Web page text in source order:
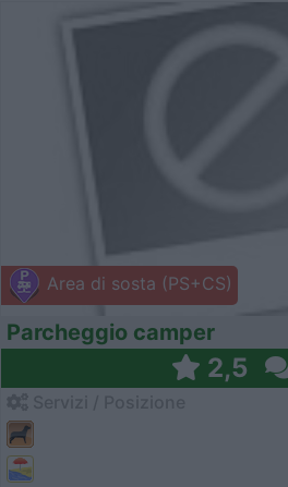
Area di sosta (PS+CS)
Parcheggio camper
2,5